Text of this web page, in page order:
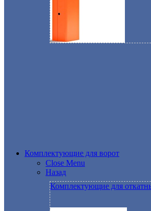
Комплектующие для ворот
Close Menu
Назад
Комплектующие для